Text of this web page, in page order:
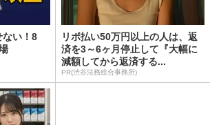
い！8
リボ払い50万円以上の人は、返
済を3～6ヶ月停止して『大幅に
減額してから返済する...
PR(渋谷法務総合事務所)